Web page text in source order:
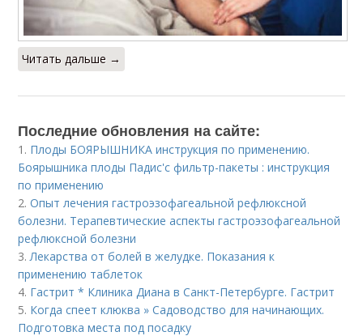
Читать дальше →
Последние обновления на сайте:
1. Плоды БОЯРЫШНИКА инструкция по применению.
Боярышника плоды Падис'с фильтр-пакеты : инструкция
по применению
2.Опыт лечения гастроэзофагеальной рефлюксной
болезни. Терапевтические аспекты гастроэзофагеальной
рефлюксной болезни
3. Лекарства от болей в желудке. Показания к
применению таблеток
4. Гастрит * Клиника Диана в Санкт-Петербурге. Гастрит
5. Когда спеет клюква » Садоводство для начинающих.
Подготовка места под посадку